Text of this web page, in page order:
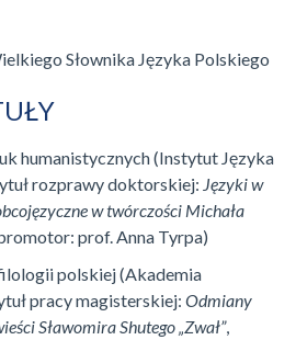
Słownika Języka Polskiego
humanistycznych (Instytut Języka
rozprawy doktorskiej: Języki w
w twórczości Michała
promotor: prof. Anna Tyrpa)
polskiej (Akademia
pracy magisterskiej: Odmiany
Sławomira Shutego „Zwał”,